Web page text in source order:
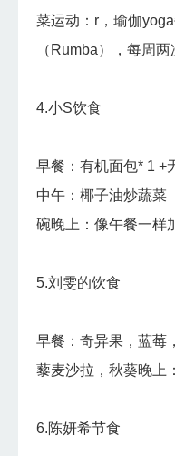
菜运动：r，瑜伽
（Rumba），每周
4.小S饮食
早餐：有机面包* 1 +
中午：椰子油炒蔬菜
碗晚上：像午餐一样
5.刘雯的饮食
早餐：奇异果，蓝莓
藜麦沙拉，秋葵晚上
6.陈妍希节食